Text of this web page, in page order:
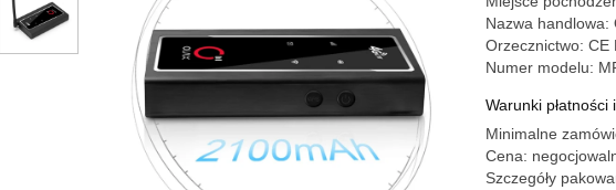
Nazwa handlowa:
Orzecznictwo: CE
Numer modelu:
Warunki płatności
Minimalne
Cena:
Szczegóły